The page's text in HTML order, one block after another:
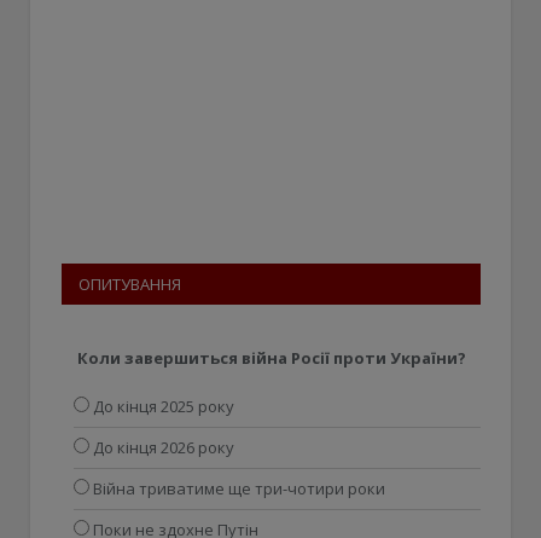
ОПИТУВАННЯ
Коли завершиться війна Росії проти України?
До кінця 2025 року
До кінця 2026 року
Війна триватиме ще три-чотири роки
Поки не здохне Путін